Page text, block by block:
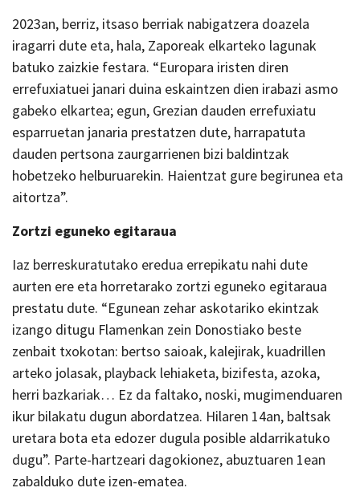
2023an, berriz, itsaso berriak nabigatzera doazela
iragarri dute eta, hala, Zaporeak elkarteko lagunak
batuko zaizkie festara. “Europara iristen diren
errefuxiatuei janari duina eskaintzen dien irabazi asmo
gabeko elkartea; egun, Grezian dauden errefuxiatu
esparruetan janaria prestatzen dute, harrapatuta
dauden pertsona zaurgarrienen bizi baldintzak
hobetzeko helburuarekin. Haientzat gure begirunea eta
aitortza”.
Zortzi eguneko egitaraua
Iaz berreskuratutako eredua errepikatu nahi dute
aurten ere eta horretarako zortzi eguneko egitaraua
prestatu dute. “Egunean zehar askotariko ekintzak
izango ditugu Flamenkan zein Donostiako beste
zenbait txokotan: bertso saioak, kalejirak, kuadrillen
arteko jolasak, playback lehiaketa, bizifesta, azoka,
herri bazkariak… Ez da faltako, noski, mugimenduaren
ikur bilakatu dugun abordatzea. Hilaren 14an, baltsak
uretara bota eta edozer dugula posible aldarrikatuko
dugu”. Parte-hartzeari dagokionez, abuztuaren 1ean
zabalduko dute izen-ematea.